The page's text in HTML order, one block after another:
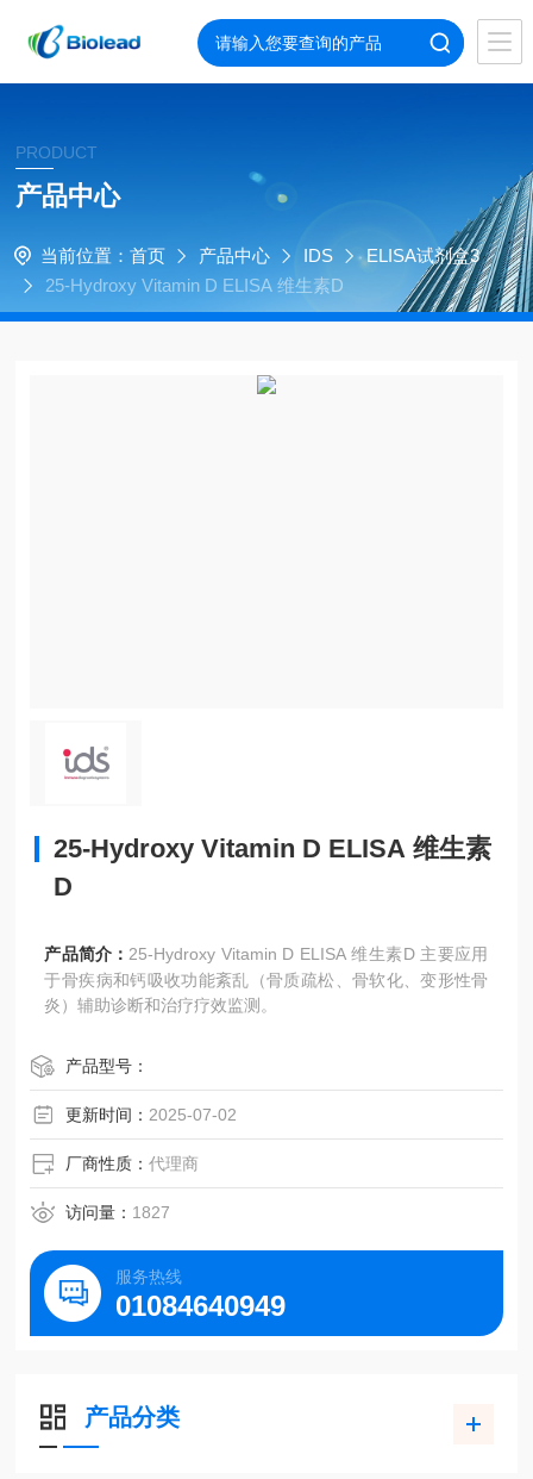
PRODUCT
产品中心
当前位置： 首页 产品中心 IDS
ELISA试剂盒3
25-Hydroxy Vitamin D ELISA 维生素D
25-Hydroxy Vitamin D ELISA 维生素
D
产品简介： 25-Hydroxy Vitamin D ELISA 维生素D 主要应用
于骨疾病和钙吸收功能紊乱（骨质疏松、骨软化、变形性骨
炎）辅助诊断和治疗疗效监测。
产品型号：
更新时间： 2025-07-02
厂商性质：代理商
访问量： 1827
服务热线
01084640949
产品分类